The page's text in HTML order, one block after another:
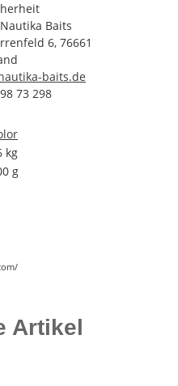
Nautika Baits
6, 76661
baits.de
73 298
kg
g
Artikel